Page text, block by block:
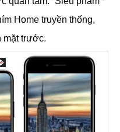
Home truyền thống,
mặt trước.